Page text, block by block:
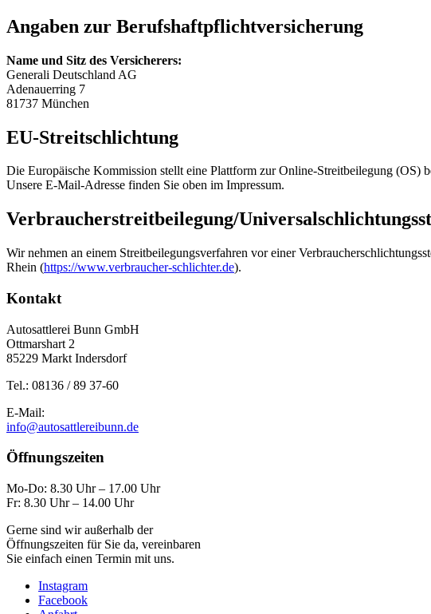
Angaben zur Berufs­haftpflicht­versicherung
Name und Sitz des Versicherers:
Generali Deutschland AG
Adenauerring 7
81737 München
EU-Streitschlichtung
Die Europäische Kommission stellt eine Plattform zur Online-Streitbeilegung (OS)
Unsere E-Mail-Adresse finden Sie oben im Impressum.
Verbraucher­streit­beilegung/
Wir nehmen an einem Streitbeilegungsverfahren vor einer
Rhein (https://www.verbraucher-schlichter.de).
Kontakt
Autosattlerei Bunn GmbH
Ottmarshart 2
85229 Markt Indersdorf
Tel.: 08136 / 89 37-60
E-Mail:
info@autosattlereibunn.de
Öffnungszeiten
Mo-Do: 8.30 Uhr – 17.00 Uhr
Fr: 8.30 Uhr – 14.00 Uhr
Gerne sind wir außerhalb der
Öffnungszeiten für Sie da, vereinbaren
Sie einfach einen Termin mit uns.
Instagram
Facebook